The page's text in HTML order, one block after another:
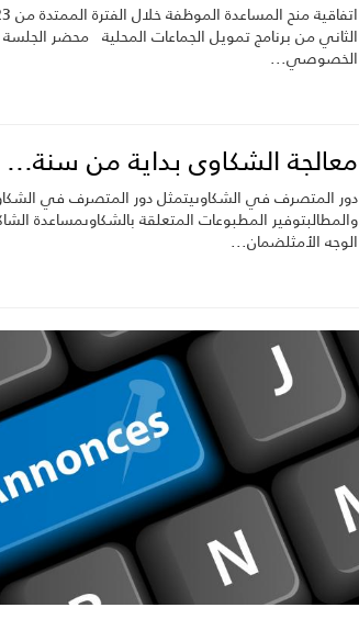
الثاني من برنامج تمويل الجماعات المحلية محضر الجلسة
الخصوصي...
معالجة الشكاوى بداية من سنة...
دور المتصرف في الشكاوىيتمثل دور المتصرف في
والمطالبتوفير المطبوعات المتعلقة
الوجه الأمثلضمان...